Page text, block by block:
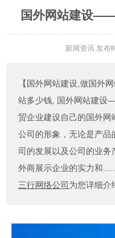
国外网站建设——
新闻资讯发布
【国外网站建设,做国外
站多少钱, 国外网站建设
贸企业建设自己的国外
公司的形象，无论是产品
司的发展以及公司的业务
外商展示企业的实力和
三行网络公司 为您详细介